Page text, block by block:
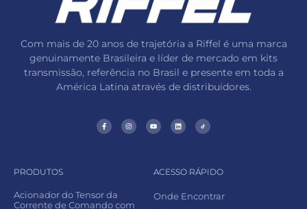
Com mais de 20 anos de trajetória a Riffel é uma marca
genuinamente Brasileira e líder de mercado em kits
transmissão, referência no Brasil e presente em toda a
América Latina através de distribuidores.
PRODUTOS
Acionador do Tensor da
Corrente de Comando com
ACESSO RÁPIDO
Onde Encontrar